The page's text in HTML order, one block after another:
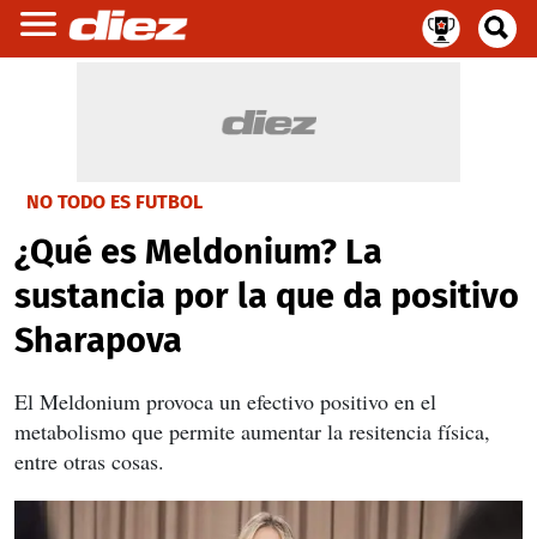
NO TODO ES FUTBOL
¿Qué es Meldonium? La
sustancia por la que da positivo
Sharapova
El Meldonium provoca un efectivo positivo en el
metabolismo que permite aumentar la resitencia física,
entre otras cosas.